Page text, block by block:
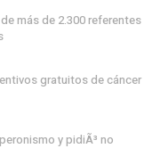
más de 2.300 referentes
gratuitos de cáncer
y pidiÃ³ no